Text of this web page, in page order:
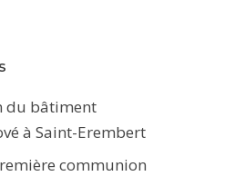
du bâtiment
à Saint-Erembert
communion